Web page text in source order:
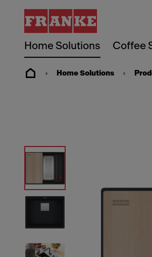
Home Solutions Coffee
Home Solutions